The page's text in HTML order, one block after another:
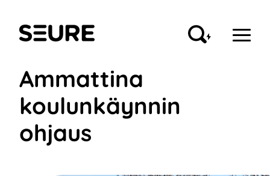
sisältöön
Seure
Ammattina
koulunkäynnin
ohjaus